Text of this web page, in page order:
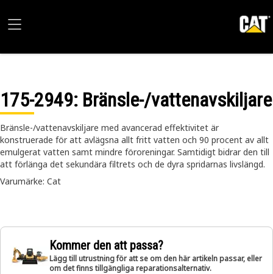
175-2949: Bränsle-/vattenavskiljare
Bränsle-/vattenavskiljare med avancerad effektivitet är
konstruerade för att avlägsna allt fritt vatten och 90 procent av allt
emulgerat vatten samt mindre föroreningar. Samtidigt bidrar den till
att förlänga det sekundära filtrets och de dyra spridarnas livslängd.
Varumärke: Cat
Kommer den att passa?
Lägg till utrustning för att se om den här artikeln passar, eller
om det finns tillgängliga reparationsalternativ.